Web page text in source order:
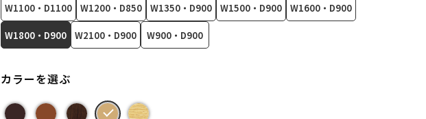
W1100・D1100 W1200・D850 W1350・D900 W1500・D900 W1600・D900
W1800・D900 W2100・D900 W900・D900
カラーを選ぶ